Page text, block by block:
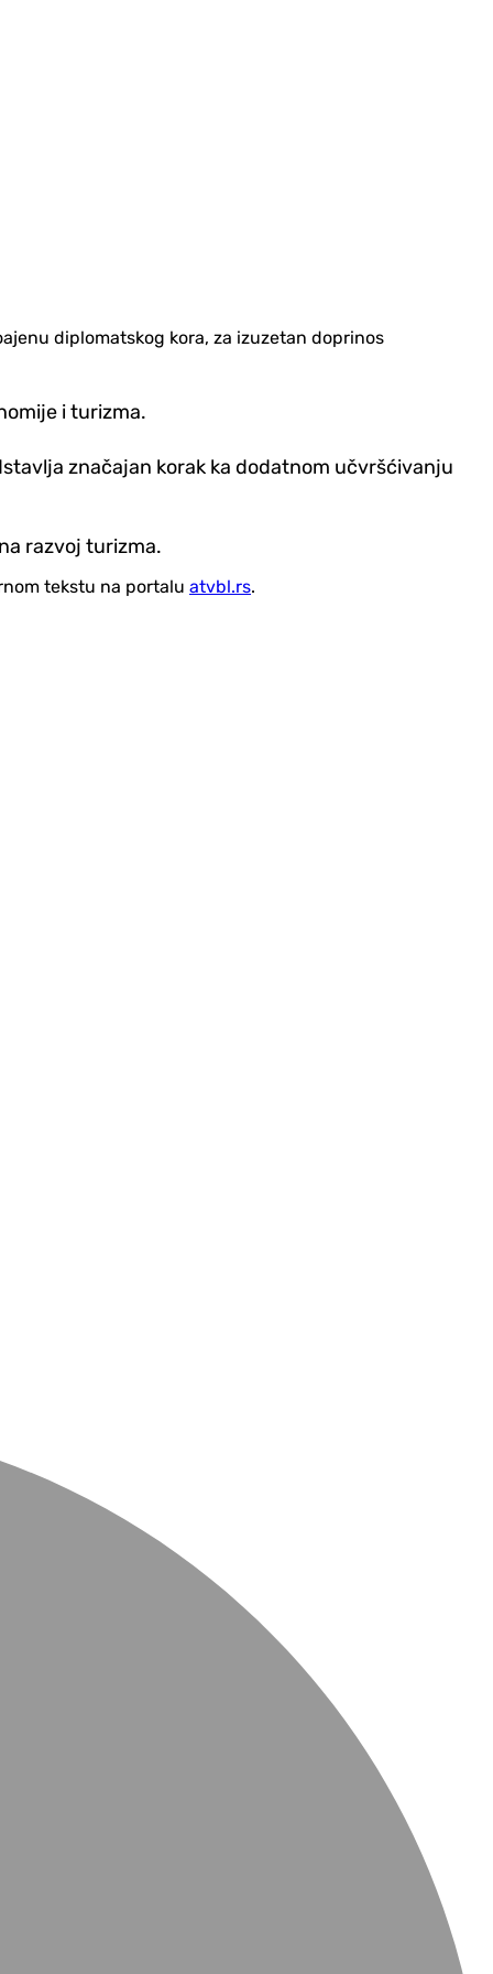
diplomatskog kora, za izuzetan doprinos
i turizma.
značajan korak ka dodatnom učvršćivanju
razvoj turizma.
tekstu na portalu atvbl.rs.